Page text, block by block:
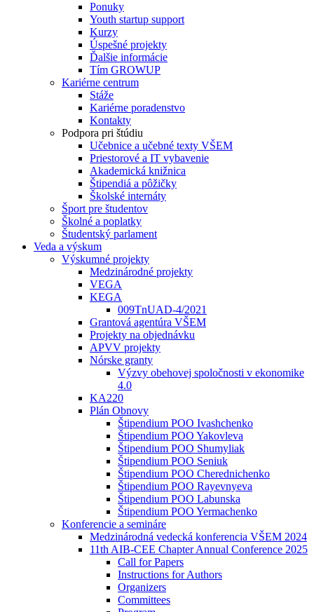
Ponuky
Youth startup support
Kurzy
Úspešné projekty
Ďalšie informácie
Tím GROWUP
Kariérne centrum
Stáže
Kariérne poradenstvo
Kontakty
Podpora pri štúdiu
Učebnice a učebné texty VŠEM
Priestorové a IT vybavenie
Akademická knižnica
Štipendiá a pôžičky
Školské internáty
Šport pre študentov
Školné a poplatky
Študentský parlament
Veda a výskum
Výskumné projekty
Medzinárodné projekty
VEGA
KEGA
009TnUAD-4/2021
Grantová agentúra VŠEM
Projekty na objednávku
APVV projekty
Nórske granty
Výzvy obehovej spoločnosti v ekonomike
4.0
KA220
Plán Obnovy
Štipendium POO Ivashchenko
Štipendium POO Yakovleva
Štipendium POO Shumyliak
Štipendium POO Seniuk
Štipendium POO Cherednichenko
Štipendium POO Rayevnyeva
Štipendium POO Labunska
Štipendium POO Yermachenko
Konferencie a semináre
Medzinárodná vedecká konferencia VŠEM 2024
11th AIB-CEE Chapter Annual Conference 2025
Call for Papers
Instructions for Authors
Organizers
Committees